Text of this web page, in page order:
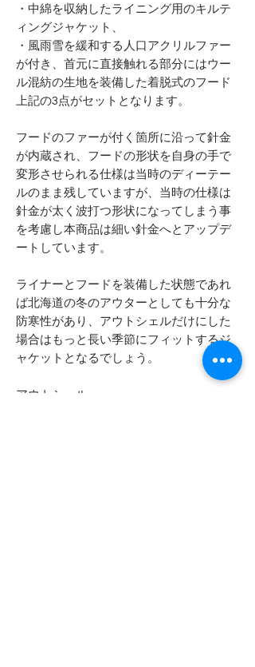
・中綿を収納したライニング用のキルテ
ィングジャケット、
・風雨雪を緩和する人口アクリルファー
が付き、首元に直接触れる部分にはウー
ル混紡の生地を装備した着脱式のフード
上記の3点がセットとなります。
フードのファーが付く箇所に沿って針金
が内蔵され、フードの形状を自身の手で
変形させられる仕様は当時のディーテー
ルのまま残していますが、当時の仕様は
針金が太く波打つ形状になってしまう事
を考慮し本商品は細い針金へとアップデ
ートしています。
ライナーとフードを装備した状態であれ
ば北海道の冬のアウターとしても十分な
防寒性があり、アウトシェルだけにした
場合はもっと長い季節にフィットするジ
ャケットとなるでしょう。
アウトシェル